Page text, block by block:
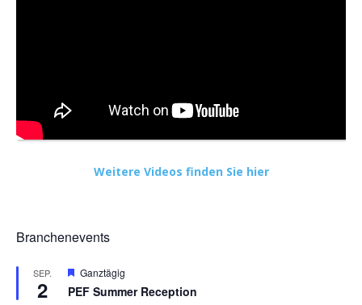
Weitere Videos finden Sie hier
Branchenevents
SEP.
2
Hervorgehoben
Ganztägig
PEF Summer Reception